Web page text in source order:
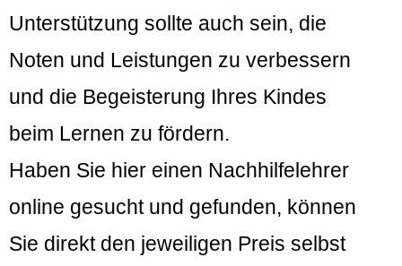
Unterstützung sollte auch sein, die
Noten und Leistungen zu verbessern
und die Begeisterung Ihres Kindes
beim Lernen zu fördern.
Haben Sie hier einen Nachhilfelehrer
online gesucht und gefunden, können
Sie direkt den jeweiligen Preis selbst